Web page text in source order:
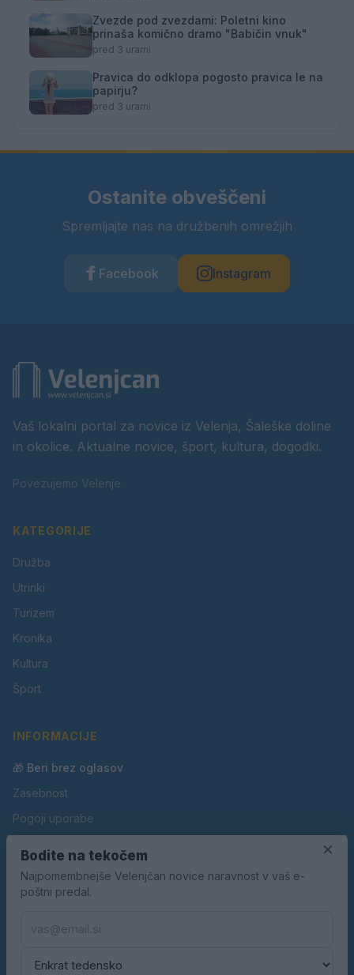
Zvezde pod zvezdami: Poletni kino
prinaša komično dramo "Babičin vnuk"
pred 3 urami
Pravica do odklopa pogosto pravica le na
papirju?
pred 3 urami
Ostanite obveščeni
Spremljajte nas na družbenih omrežjih
Facebook Instagram
Vaš lokalni portal za novice iz Velenja, Šaleške doline
in okolice. Aktualne novice, šport, kultura, dogodki.
Povezujemo Velenje.
KATEGORIJE
Družba
Utrinki
Turizem
Kronika
Kultura
Šport
INFORMACIJE
🎁 Beri brez oglasov
Zasebnost
Pogoji uporabe
Oglaševanje
Kontakt
×
Bodite na tekočem
Najpomembnejše Velenjčan novice naravnost v vaš e-
poštni predal.